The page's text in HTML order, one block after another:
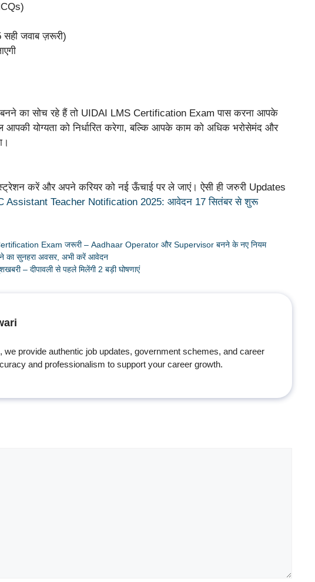
जवाब ज़रूरी)
का सोच रहे हैं तो UIDAI LMS Certification Exam पास करना आपके
योग्यता को निर्धारित करेगा, बल्कि आपके काम को अधिक भरोसेमंद और
करें और अपने करियर को नई ऊँचाई पर ले जाएं। ऐसी ही जरुरी Updates
Assistant Teacher Notification 2025: आवेदन 17 सितंबर से शुरू
Exam जरूरी – Aadhaar Operator और Supervisor बनने के नए नियम
का सुनहरा अवसर, अभी करें आवेदन
– दीपावली से पहले मिलेंगी 2 बड़ी घोषणाएं
we provide authentic job updates, government schemes, and career
and professionalism to support your career growth.